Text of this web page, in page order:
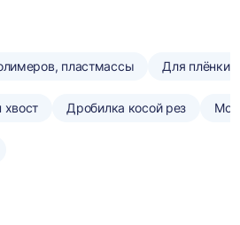
пластмассы Для плёнки
хвост Дробилка косой рез